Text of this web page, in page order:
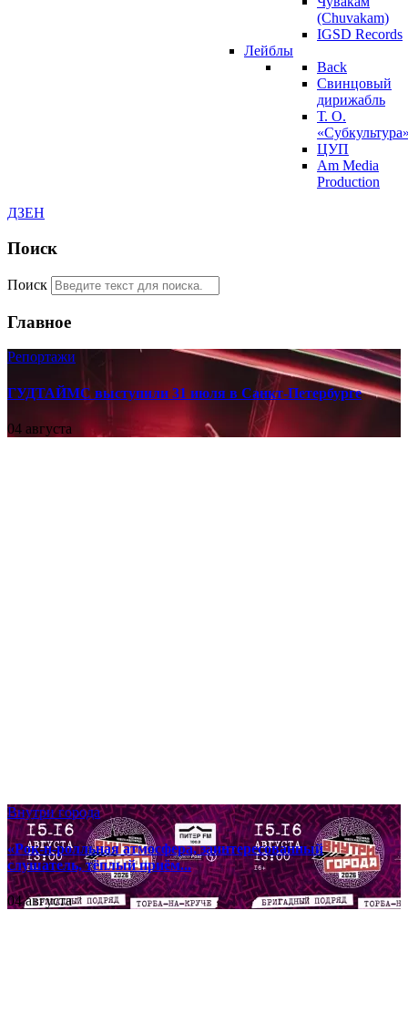
(Chuvakam)
IGSD Records
Лейблы
Back
Свинцовый
дирижабль
Т. О.
ЦУП
Am Media
Production
ДЗЕН
Поиск
Поиск
Главное
Репортажи
ГУДТАЙМС выступили 31 июля в Санкт-Петербурге
04 августа
Внутри города
«Рок-н-ролльная атмосфера, заинтересованный
слушатель, тёплый приём...
04 августа